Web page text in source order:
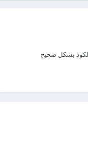
بشكل صحيح